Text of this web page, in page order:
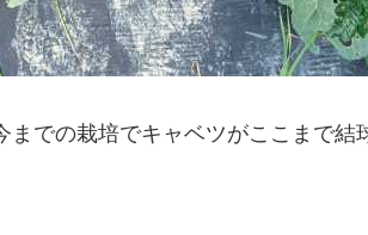
での栽培でキャベツがここまで結